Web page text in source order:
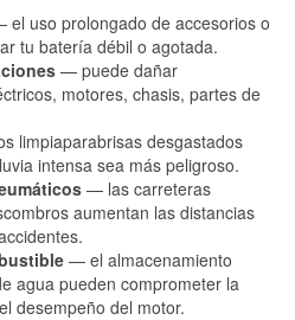
el uso prolongado de accesorios o
tu batería débil o agotada.
— puede dañar
motores, chasis, partes de
limpiaparabrisas desgastados
intensa sea más peligroso.
— las carreteras
aumentan las distancias
— el almacenamiento
agua pueden comprometer la
desempeño del motor.